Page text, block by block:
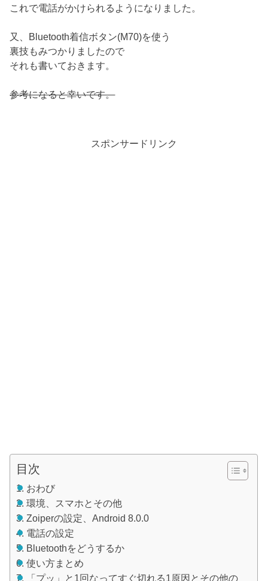
これで電話がかけられるようになりました。
又、Bluetooth着信ボタン(M70)を使う
裏技もみつかりましたので
それも書いておきます。
参考になると幸いです。
スポンサードリンク
目次
おわび
環境、スマホとその他
Zoiperの設定、Android 8.0.0
電話の設定
Bluetoothをどうするか
使い方まとめ
「プッ」と1回なってすぐ切れる1原因とその他の